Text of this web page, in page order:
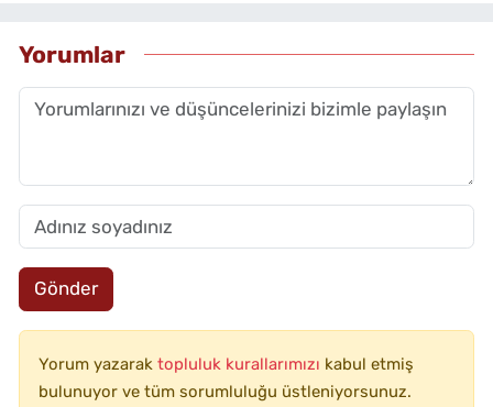
Yorumlar
Gönder
Yorum yazarak topluluk kurallarımızı kabul etmiş
bulunuyor ve tüm sorumluluğu üstleniyorsunuz.